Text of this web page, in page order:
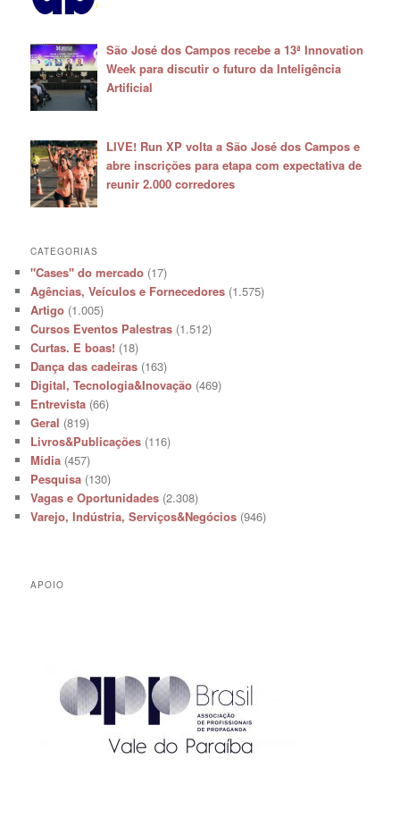
São José dos Campos recebe a 13ª Innovation
Week para discutir o futuro da Inteligência
Artificial
LIVE! Run XP volta a São José dos Campos e
abre inscrições para etapa com expectativa de
reunir 2.000 corredores
CATEGORIAS
"Cases" do mercado (17)
Agências, Veículos e Fornecedores (1.575)
Artigo (1.005)
Cursos Eventos Palestras (1.512)
Curtas. E boas! (18)
Dança das cadeiras (163)
Digital, Tecnologia&Inovação (469)
Entrevista (66)
Geral (819)
Livros&Publicações (116)
Mídia (457)
Pesquisa (130)
Vagas e Oportunidades (2.308)
Varejo, Indústria, Serviços&Negócios (946)
APOIO